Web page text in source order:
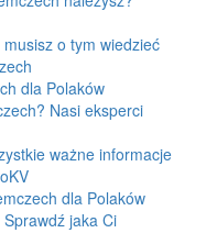
o tym wiedzieć
dla Polaków
Nasi eksperci
ważne informacje
dla Polaków
jaka Ci